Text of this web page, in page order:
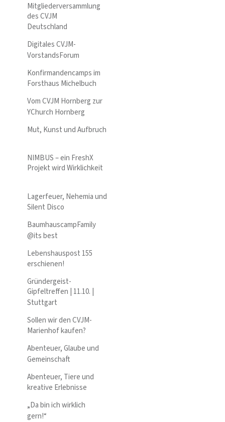
Mitgliederversammlung
des CVJM
Deutschland
Digitales CVJM-
VorstandsForum
Konfirmandencamps im
Forsthaus Michelbuch
Vom CVJM Hornberg zur
YChurch Hornberg
Mut, Kunst und Aufbruch
NIMBUS – ein FreshX
Projekt wird Wirklichkeit
Lagerfeuer, Nehemia und
Silent Disco
BaumhauscampFamily
@its best
Lebenshauspost 155
erschienen!
Gründergeist-
Gipfeltreffen | 11.10. |
Stuttgart
Sollen wir den CVJM-
Marienhof kaufen?
Abenteuer, Glaube und
Gemeinschaft
Abenteuer, Tiere und
kreative Erlebnisse
„Da bin ich wirklich
gern!“